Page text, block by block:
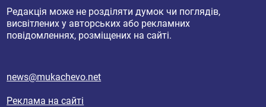
Редакція може не розділяти думок чи поглядів,
висвітлених у авторських або рекламних
повідомленнях, розміщених на сайті.
news@mukachevo.net
Реклама на сайті